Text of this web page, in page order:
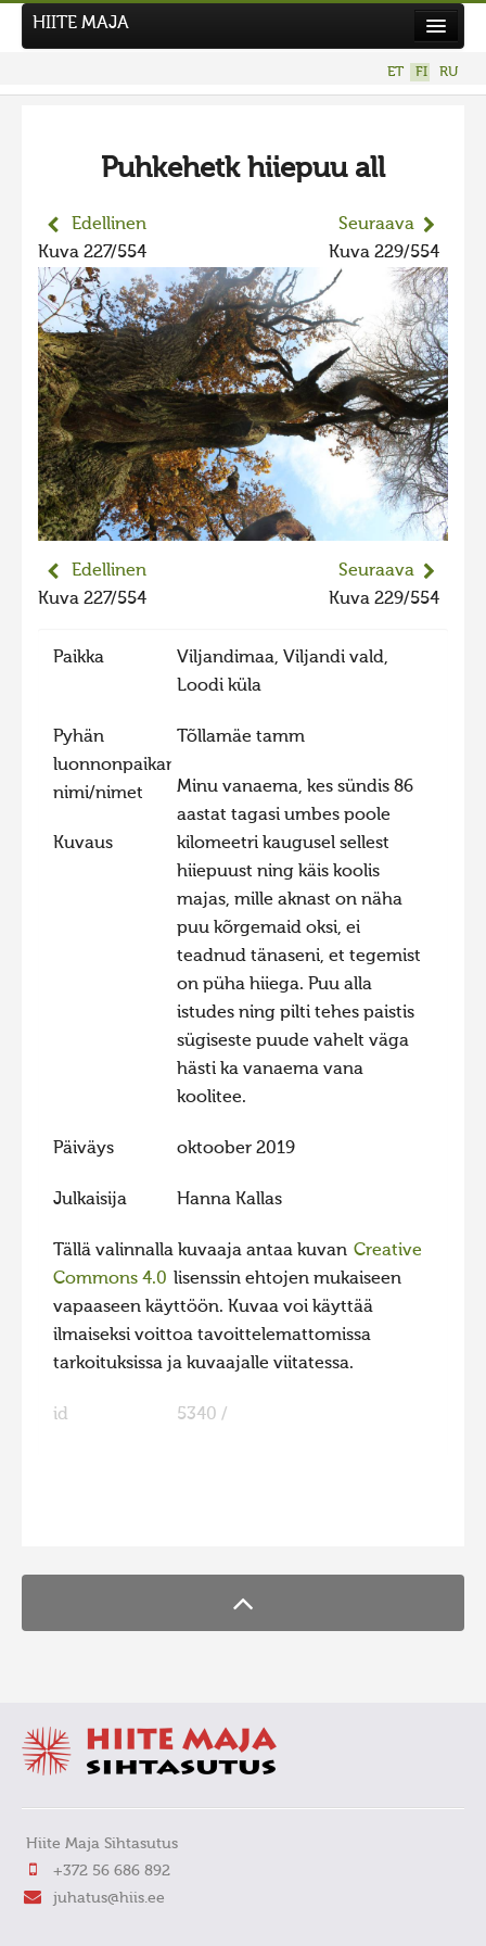
Hiite kuvavõistlus 2026
Hiisien kuvakilpailu 2025
2025 kuvakilpailu lisä
Liikuvad kuvad 2025
Hiisien kuvakilpailu 2024
2024 kuvakilpailu lisä
Liikkuvat kuvat 2024
Hiisien kuvakilpailu 2023
2023 kuvakilpailu lisä
Liikkuvat kuvat 2022
Liikkuvat kuvat 2021
Hiite kuvavõistlus 2020
Liikkuvat kuvat 2020
Hiite kuvavõistlus 2019
Hiite kuvavõistlus 2018
Hiite kuvavõistlus 2017
Hiite kuvavõistlus 2016
Hiite kuvavõistlus 2015
Hiite kuvavõistlus 2014
Hiite kuvavõistlus 2013
Hiite kuvavõistlus 2011
Hiite kuvavõistlus 2010
Hiite kuvavõistlus 2008
HIITE MAJA
ET FI RU
Puhkehetk hiiepuu all
Edellinen
Kuva 227/554
Seuraava
Kuva 229/554
Edellinen
Kuva 227/554
Seuraava
Kuva 229/554
Paikka
Viljandimaa, Viljandi vald,
Loodi küla
Pyhän
luonnonpaikan
nimi/nimet
Tõllamäe tamm
Kuvaus
Minu vanaema, kes sündis 86
aastat tagasi umbes poole
kilomeetri kaugusel sellest
hiiepuust ning käis koolis
majas, mille aknast on näha
puu kõrgemaid oksi, ei
teadnud tänaseni, et tegemist
on püha hiiega. Puu alla
istudes ning pilti tehes paistis
sügiseste puude vahelt väga
hästi ka vanaema vana
koolitee.
Päiväys oktoober 2019
Julkaisija Hanna Kallas
Tällä valinnalla kuvaaja antaa kuvan Creative
Commons 4.0 lisenssin ehtojen mukaiseen
vapaaseen käyttöön. Kuvaa voi käyttää
ilmaiseksi voittoa tavoittelemattomissa
tarkoituksissa ja kuvaajalle viitatessa.
id 5340 /
Hiite Maja Sihtasutus
+372 56 686 892
juhatus@hiis.ee